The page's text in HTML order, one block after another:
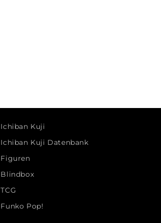
Ichiban Kuji
Ichiban Kuji Datenbank
Figuren
Blindbox
TCG
Funko Pop!